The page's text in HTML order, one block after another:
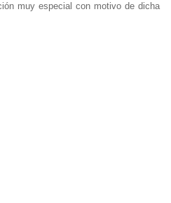
muy especial con motivo de dicha